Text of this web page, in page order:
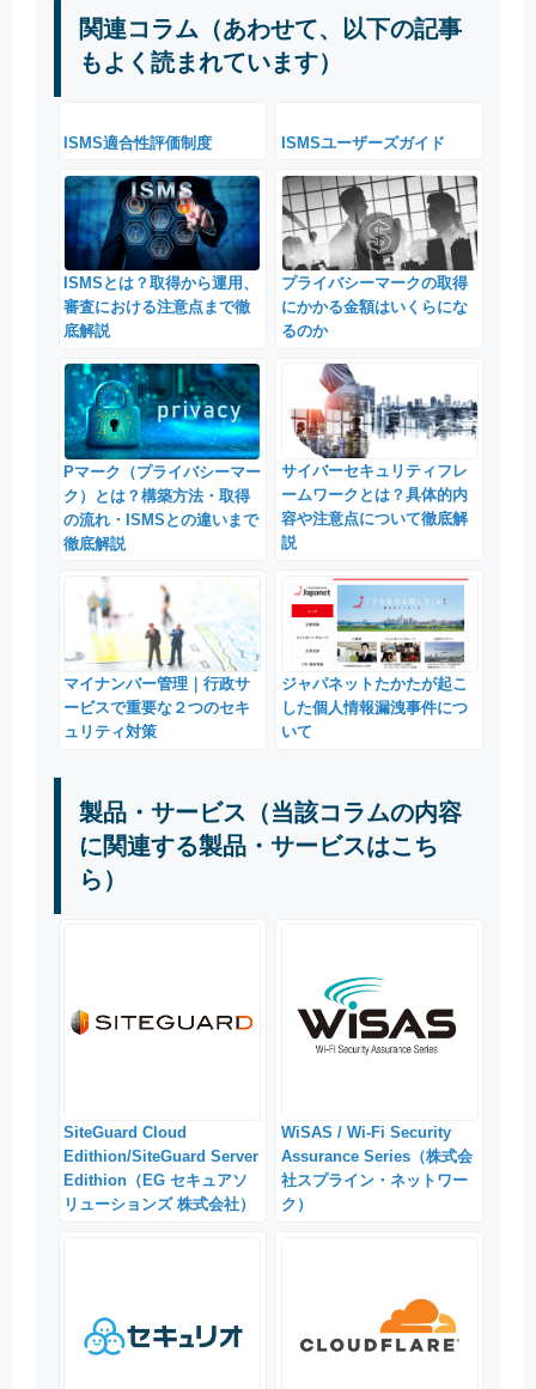
関連コラム（あわせて、以下の記事
もよく読まれています）
ISMS適合性評価制度 ISMSユーザーズガイド
ISMSとは？取得から運用、
審査における注意点まで徹
底解説
プライバシーマークの取得
にかかる金額はいくらにな
るのか
Pマーク（プライバシーマー
ク）とは？構築方法・取得
の流れ・ISMSとの違いまで
徹底解説
サイバーセキュリティフレ
ームワークとは？具体的内
容や注意点について徹底解
説
マイナンバー管理｜行政サ
ービスで重要な２つのセキ
ュリティ対策
ジャパネットたかたが起こ
した個人情報漏洩事件につ
いて
製品・サービス（当該コラムの内容
に関連する製品・サービスはこち
ら）
SiteGuard Cloud
Edithion/SiteGuard Server
Edithion（EG セキュアソ
リューションズ 株式会社）
WiSAS / Wi-Fi Security
Assurance Series（株式会
社スプライン・ネットワー
ク）